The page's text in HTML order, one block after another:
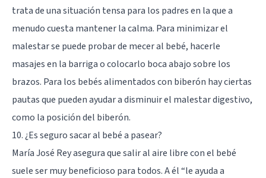
trata de una situación tensa para los padres en la que a
menudo cuesta mantener la calma. Para minimizar el
malestar se puede probar de mecer al bebé, hacerle
masajes en la barriga o colocarlo boca abajo sobre los
brazos. Para los bebés alimentados con biberón hay ciertas
pautas que pueden ayudar a disminuir el malestar digestivo,
como la posición del biberón.
10. ¿Es seguro sacar al bebé a pasear?
María José Rey asegura que salir al aire libre con el bebé
suele ser muy beneficioso para todos. A él “le ayuda a